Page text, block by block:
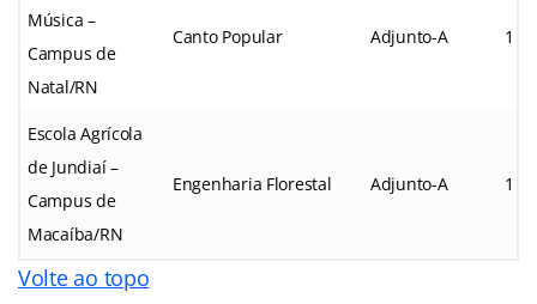
Música –
Campus de
Natal/RN
Canto Popular Adjunto-A 1
Escola Agrícola
de Jundiaí –
Campus de
Macaíba/RN
Engenharia Florestal Adjunto-A 1
Volte ao topo